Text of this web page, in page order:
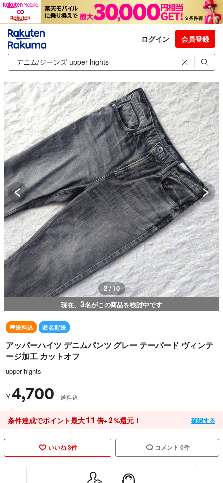
ログイン 会員登録
3 / 10
現在、 3名がこの商品を検討中です
送料込 匿名配送
アッパーハイツ デニムパンツ グレー テーパード ヴィンテ
ージ加工 カットオフ
upper hights
¥4,700 送料込
条件達成でポイント最大11 倍+2%還元！ 確認する
いいね 3件 コメント 0件